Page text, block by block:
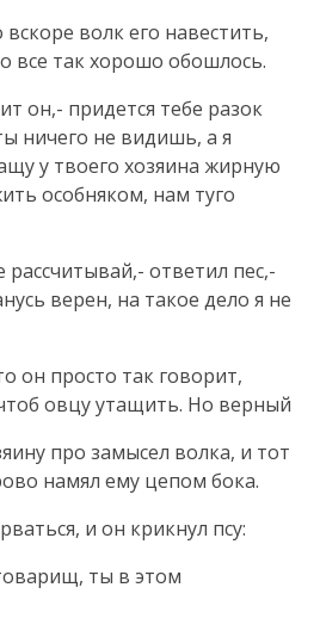
волк его навестить,
все так хорошо обошлось.
он,- придется тебе разок
ничего не видишь, а я
у твоего хозяина жирную
особняком, нам туго
ответил пес,-
верен, на такое дело я не
он просто так говорит,
овцу утащить. Но верный
про замысел волка, и тот
намял ему цепом бока.
и он крикнул псу:
ты в этом